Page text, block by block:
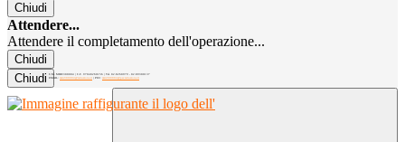
Chiudi
Attendere...
Attendere il completamento dell'operazione...
Chiudi
Chiudi
C.M. MIRC300004 | C.F. 97040260156 | Tel. 02.8260979 - 02.89300137
EMAIL: mirc300004@istruzione.it | PEC: mirc300004@pec.istruzione.it